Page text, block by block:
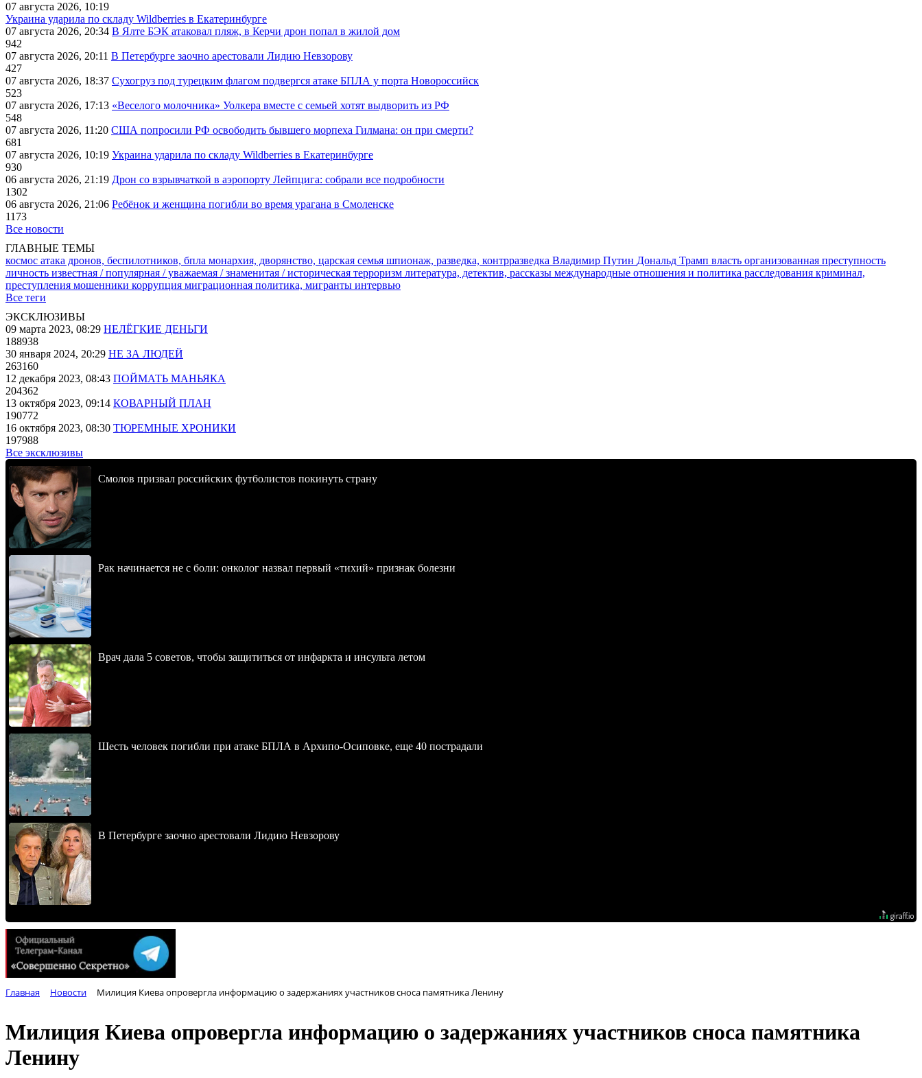
07 августа 2026, 10:19
Украина ударила по складу Wildberries в Екатеринбурге
07 августа 2026, 20:34 В Ялте БЭК атаковал пляж, в Керчи дрон попал в жилой дом
942
07 августа 2026, 20:11 В Петербурге заочно арестовали Лидию Невзорову
427
07 августа 2026, 18:37 Сухогруз под турецким флагом подвергся атаке БПЛА у порта Новороссийск
523
07 августа 2026, 17:13 «Веселого молочника» Уолкера вместе с семьей хотят выдворить из РФ
548
07 августа 2026, 11:20 США попросили РФ освободить бывшего морпеха Гилмана: он при смерти?
681
07 августа 2026, 10:19 Украина ударила по складу Wildberries в Екатеринбурге
930
06 августа 2026, 21:19 Дрон со взрывчаткой в аэропорту Лейпцига: собрали все подробности
1302
06 августа 2026, 21:06 Ребёнок и женщина погибли во время урагана в Смоленске
1173
Все новости
ГЛАВНЫЕ ТЕМЫ
космос атака дронов, беспилотников, бпла монархия, дворянство, царская семья шпионаж, разведка, контрразведка Владимир Путин Дональд Трамп власть организованная преступность
личность известная / популярная / уважаемая / знаменитая / историческая терроризм литература, детектив, рассказы международные отношения и политика расследования криминал,
преступления мошенники коррупция миграционная политика, мигранты интервью
Все теги
ЭКСКЛЮЗИВЫ
09 марта 2023, 08:29 НЕЛЁГКИЕ ДЕНЬГИ
188938
30 января 2024, 20:29 НЕ ЗА ЛЮДЕЙ
263160
12 декабря 2023, 08:43 ПОЙМАТЬ МАНЬЯКА
204362
13 октября 2023, 09:14 КОВАРНЫЙ ПЛАН
190772
16 октября 2023, 08:30 ТЮРЕМНЫЕ ХРОНИКИ
197988
Все эксклюзивы
Смолов призвал российских футболистов покинуть страну
Рак начинается не с боли: онколог назвал первый «тихий» признак болезни
Врач дала 5 советов, чтобы защититься от инфаркта и инсульта летом
Шесть человек погибли при атаке БПЛА в Архипо-Осиповке, еще 40 пострадали
В Петербурге заочно арестовали Лидию Невзорову
Главная Новости Милиция Киева опровергла информацию о задержаниях участников сноса памятника Ленину
Милиция Киева опровергла информацию о задержаниях участников сноса памятника
Ленину